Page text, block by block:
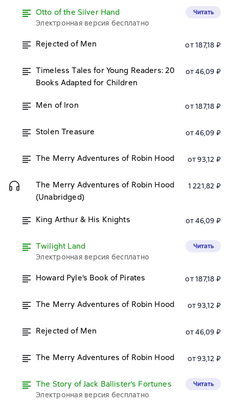
Otto of the Silver Hand
Электронная версия бесплатно
Читать
Rejected of Men от 187,18 ₽
Timeless Tales for Young Readers: 20
Books Adapted for Children
от 46,09 ₽
Men of Iron от 187,18 ₽
Stolen Treasure от 46,09 ₽
The Merry Adventures of Robin Hood от 93,12 ₽
The Merry Adventures of Robin Hood
(Unabridged)
1 221,82 ₽
King Arthur & His Knights от 46,09 ₽
Twilight Land
Электронная версия бесплатно
Читать
Howard Pyle's Book of Pirates от 187,18 ₽
The Merry Adventures of Robin Hood от 93,12 ₽
Rejected of Men от 46,09 ₽
The Merry Adventures of Robin Hood от 93,12 ₽
The Story of Jack Ballister's Fortunes
Электронная версия бесплатно
Читать